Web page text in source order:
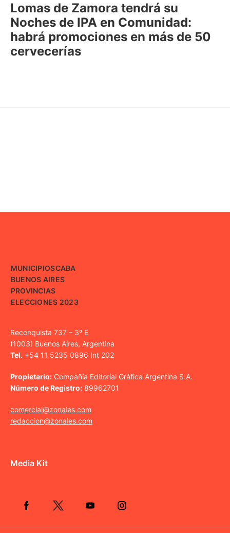
Lomas de Zamora tendrá su
Noches de IPA en Comunidad:
habrá promociones en más de 50
cervecerías
MUNICIPIOSCABA
BUENOS AIRES
PROVINCIAS
ELECCIONES 2023
Reconquista 737 – 3º E
(1003) Buenos Aires, Argentina
Tel. +54 11 5235 0896 Int 202
Propietario: Compañía Editorial Gráfica Argentina S.A.
Número de Registro: 89962701
comercial@zonales.com
redaccion@zonales.com
Media Kit